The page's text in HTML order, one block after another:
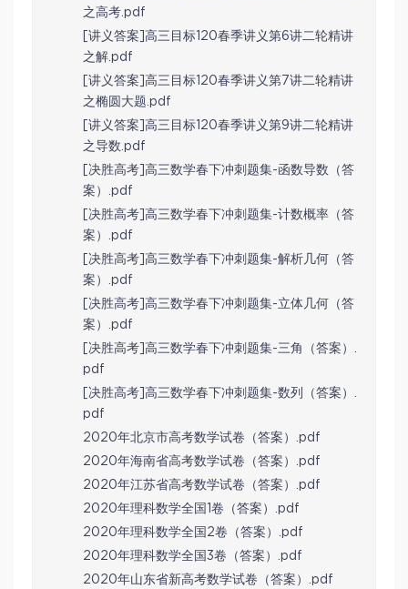
之高考.pdf
[讲义答案]高三目标120春季讲义第6讲二轮精讲
之解.pdf
[讲义答案]高三目标120春季讲义第7讲二轮精讲
之椭圆大题.pdf
[讲义答案]高三目标120春季讲义第9讲二轮精讲
之导数.pdf
[决胜高考]高三数学春下冲刺题集-函数导数（答
案）.pdf
[决胜高考]高三数学春下冲刺题集-计数概率（答
案）.pdf
[决胜高考]高三数学春下冲刺题集-解析几何（答
案）.pdf
[决胜高考]高三数学春下冲刺题集-立体几何（答
案）.pdf
[决胜高考]高三数学春下冲刺题集-三角（答案）.
pdf
[决胜高考]高三数学春下冲刺题集-数列（答案）.
pdf
2020年北京市高考数学试卷（答案）.pdf
2020年海南省高考数学试卷（答案）.pdf
2020年江苏省高考数学试卷（答案）.pdf
2020年理科数学全国1卷（答案）.pdf
2020年理科数学全国2卷（答案）.pdf
2020年理科数学全国3卷（答案）.pdf
2020年山东省新高考数学试卷（答案）.pdf